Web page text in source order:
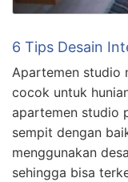
6 Tips Desain
Apartemen studio
cocok untuk
apartemen studio
sempit dengan
menggunakan
sehingga bisa